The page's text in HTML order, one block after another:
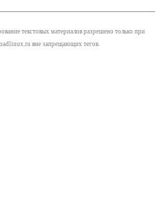
текстовых материалов разрешено только при
вне запрещающих тегов.